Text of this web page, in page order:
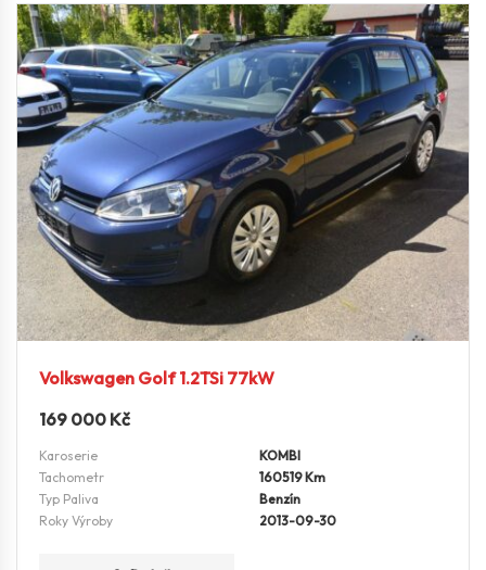
Volkswagen Golf 1.2TSi 77kW
169 000 Kč
Karoserie
KOMBI
Tachometr
160519 Km
Typ Paliva
Benzín
Roky Výroby
2013-09-30